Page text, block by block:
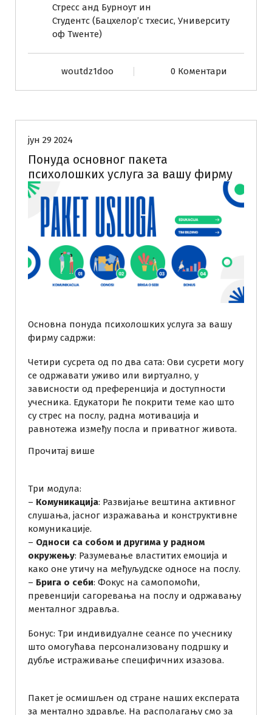
Стресс анд Бурноут ин
Студентс (Бацхелор’с тхесис, Университy
оф Тwенте)
woutdz1doo 0 Коментари
јун 29 2024
Понуда основног пакета
психолошких услуга за вашу фирму
Основна понуда психолошких услуга за вашу
фирму садржи:
Четири сусрета од по два сата: Ови сусрети могу
се одржавати уживо или виртуално, у
зависности од преференција и доступности
учесника. Едукатори ће покрити теме као што
су стрес на послу, радна мотивација и
равнотежа између посла и приватног живота.
Прочитај више:
у
д
о
с
н
о
в
н
г
п
а
т
Три модула:
– Комуникација: Развијање вештина активног
слушања, јасног изражавања и конструктивне
комуникације.
– Односи са собом и другима у радном
окружењу: Разумевање властитих емоција и
како оне утичу на међуљудске односе на послу.
– Брига о себи: Фокус на самопомоћи,
превенцији сагоревања на послу и одржавању
менталног здравља.
Бонус: Три индивидуалне сеансе по учеснику
што омогућава персонализовану подршку и
дубље истраживање специфичних изазова.
Пакет је осмишљен од стране наших експерата
за ментално здравље. На располагању смо за